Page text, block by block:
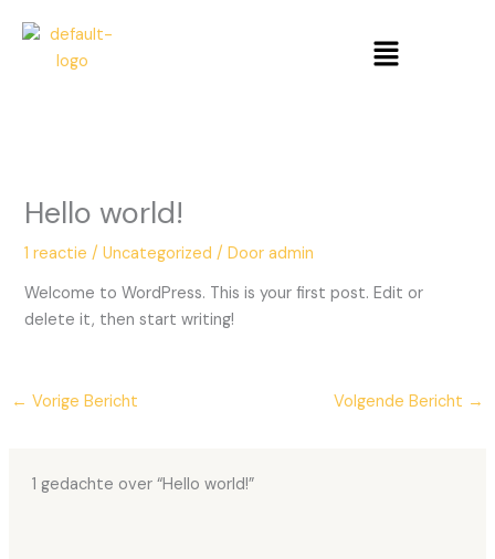
naar
Menu
Hello world!
1 reactie /Uncategorized / Dooradmin
Welcome to WordPress. This is your first post. Edit or
delete it, then start writing!
← Vorige Bericht Volgende Bericht →
1 gedachte over “Hello world!”